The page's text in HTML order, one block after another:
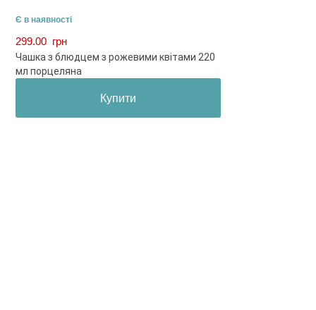
Є в наявності
299.00 грн
Чашка з блюдцем з рожевими квітами 220
мл порцеляна
Купити